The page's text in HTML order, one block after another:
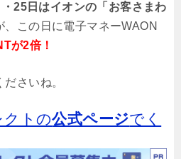
25日はイオンの「お客さまわ
、この日に電子マネーWAON
が2倍！
さいね。
クトの公式ページでく